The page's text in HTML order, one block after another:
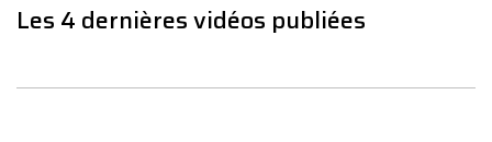
Les 4 dernières vidéos publiées